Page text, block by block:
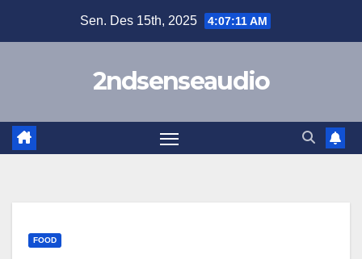
Sen. Des 15th, 2025 4:07:12 AM
2ndsenseaudio
FOOD